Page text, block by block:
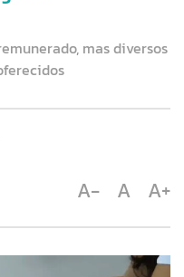
mas diversos
A- A A+